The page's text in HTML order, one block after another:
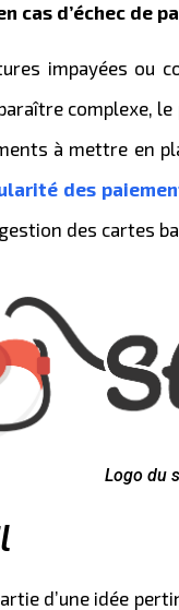
cas d’échec de
impayées ou
complexe,
à mettre en
des
des cartes
Logo du
d’une idée